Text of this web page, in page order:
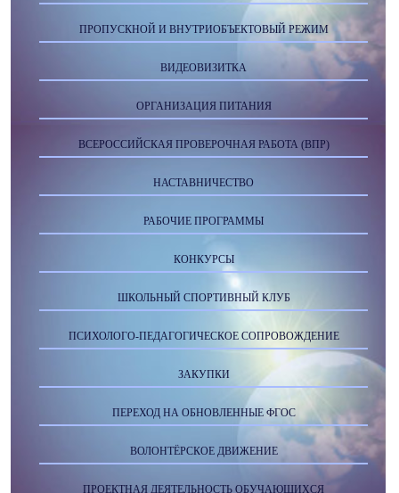
ПРОПУСКНОЙ И ВНУТРИОБЪЕКТОВЫЙ РЕЖИМ
ВИДЕОВИЗИТКА
ОРГАНИЗАЦИЯ ПИТАНИЯ
ВСЕРОССИЙСКАЯ ПРОВЕРОЧНАЯ РАБОТА (ВПР)
НАСТАВНИЧЕСТВО
РАБОЧИЕ ПРОГРАММЫ
КОНКУРСЫ
ШКОЛЬНЫЙ СПОРТИВНЫЙ КЛУБ
ПСИХОЛОГО-ПЕДАГОГИЧЕСКОЕ СОПРОВОЖДЕНИЕ
ЗАКУПКИ
ПЕРЕХОД НА ОБНОВЛЕННЫЕ ФГОС
ВОЛОНТЁРСКОЕ ДВИЖЕНИЕ
ПРОЕКТНАЯ ДЕЯТЕЛЬНОСТЬ ОБУЧАЮЩИХСЯ